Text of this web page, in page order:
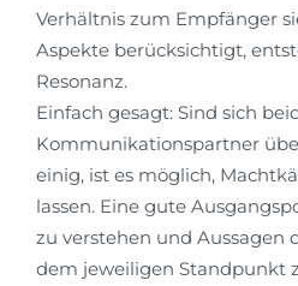
Verhältnis zum Empfänger
Aspekte berücksichtigt,
Resonanz.
Einfach gesagt: Sind sich
Kommunikationspartner über
einig, ist es möglich,
lassen. Eine gute
zu verstehen und Aussagen
dem jeweiligen Standpunkt